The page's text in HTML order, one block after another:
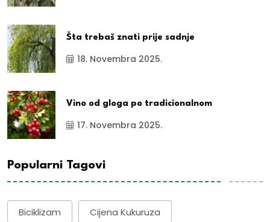
Šta trebaš znati prije sadnje
18. Novembra 2025.
Vino od gloga po tradicionalnom
17. Novembra 2025.
Popularni Tagovi
Biciklizam Cijena Kukuruza